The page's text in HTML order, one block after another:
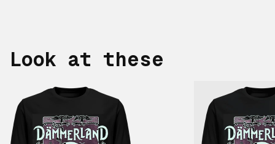
Look at these